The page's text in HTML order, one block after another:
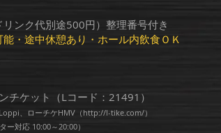
ンク代別途500円）整理番号付き
・途中休憩あり・ホール内飲食ＯＫ
チケット（Lコード：21491）
、ローチケHMV（http://l-tike.com/）
ー対応 10:00～20:00）